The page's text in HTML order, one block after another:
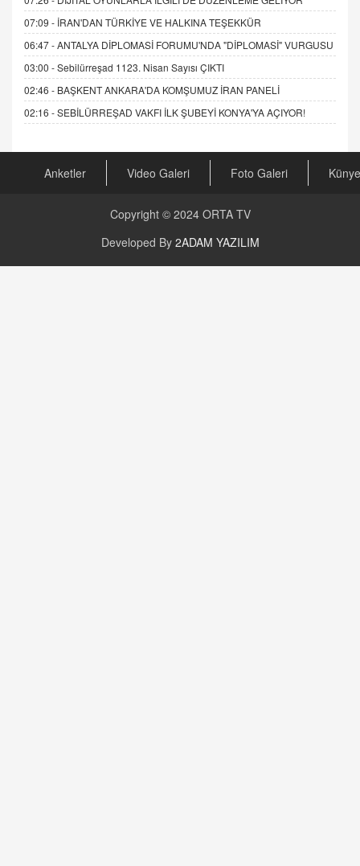
07:09 - İRAN'DAN TÜRKİYE VE HALKINA TEŞEKKÜR
06:47 -ANTALYA DİPLOMASİ FORUMU'NDA "DİPLOMASİ" VURGUSU
03:00 -Sebilürreşad 1123. Nisan Sayısı ÇIKTI
02:46 - BAŞKENT ANKARA'DA KOMŞUMUZ İRAN PANELİ
02:16 -SEBİLÜRREŞAD VAKFI İLK ŞUBEYİ KONYA'YA AÇIYOR!
Anketler Video Galeri Foto Galeri Künye
Copyright © 2024 ORTA TV
Developed By 2ADAM YAZILIM